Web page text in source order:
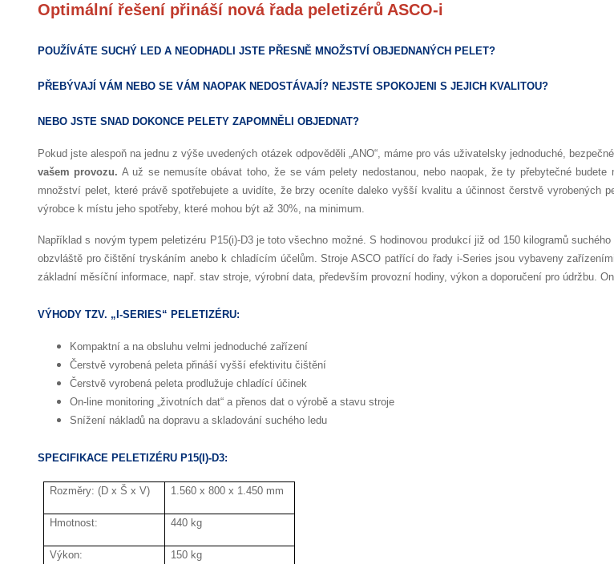
Optimální řešení přináší nová řada peletizérů ASCO-i
POUŽÍVÁTE SUCHÝ LED A NEODHADLI JSTE PŘESNĚ MNOŽSTVÍ OBJEDNANÝCH PELET?
PŘEBÝVAJÍ VÁM NEBO SE VÁM NAOPAK NEDOSTÁVAJÍ? NEJSTE SPOKOJENI S JEJICH KVALITOU?
NEBO JSTE SNAD DOKONCE PELETY ZAPOMNĚLI OBJEDNAT?
Pokud jste alespoň na jednu z výše uvedených otázek odpověděli „ANO“, máme pro vás uživatelsky jednoduché,
vašem provozu. A už se nemusíte obávat toho, že se vám pelety nedostanou, nebo naopak, že ty přebytečné
množství pelet, které právě spotřebujete a uvidíte, že brzy oceníte daleko vyšší kvalitu a účinnost čerstvě vyrobených
výrobce k místu jeho spotřeby, které mohou být až 30%, na minimum.
Například s novým typem peletizéru P15(i)-D3 je toto všechno možné. S hodinovou produkcí již od 150 kilogramů
obzvláště pro čištění tryskáním anebo k chladícím účelům.Stroje ASCO patřící do řady i-Series jsou vybaveny
základní měsíční informace, např. stav stroje, výrobní data, především provozní hodiny, výkon a doporučení pro údržbu.
VÝHODY TZV. „I-SERIES“ PELETIZÉRU:
Kompaktní a na obsluhu velmi jednoduché zařízení
Čerstvě vyrobená peleta přináší vyšší efektivitu čištění
Čerstvě vyrobená peleta prodlužuje chladící účinek
On-line monitoring „životních dat“ a přenos dat o výrobě a stavu stroje
Snížení nákladů na dopravu a skladování suchého ledu
SPECIFIKACE PELETIZÉRU P15(I)-D3:
Rozměry: (D x Š x V) 1.560 x 800 x 1.450 mm
Hmotnost: 440 kg
Výkon: 150 kg